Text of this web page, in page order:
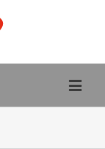
988 220 588